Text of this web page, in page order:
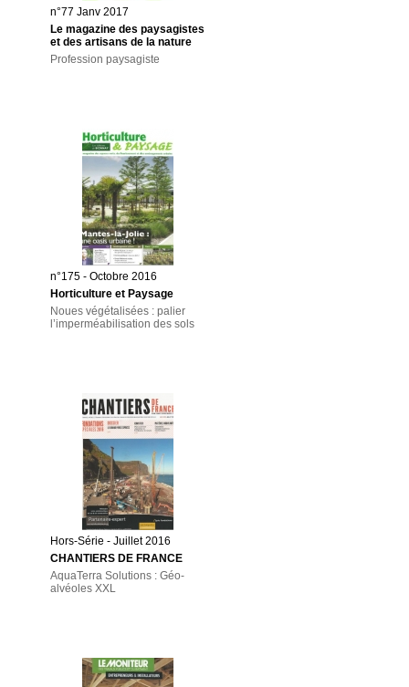
n°77 Janv 2017
Le magazine des paysagistes
et des artisans de la nature
Profession paysagiste
n°175 - Octobre 2016
Horticulture et Paysage
Noues végétalisées : palier
l’imperméabilisation des sols
Hors-Série - Juillet 2016
CHANTIERS DE FRANCE
AquaTerra Solutions : Géo-
alvéoles XXL